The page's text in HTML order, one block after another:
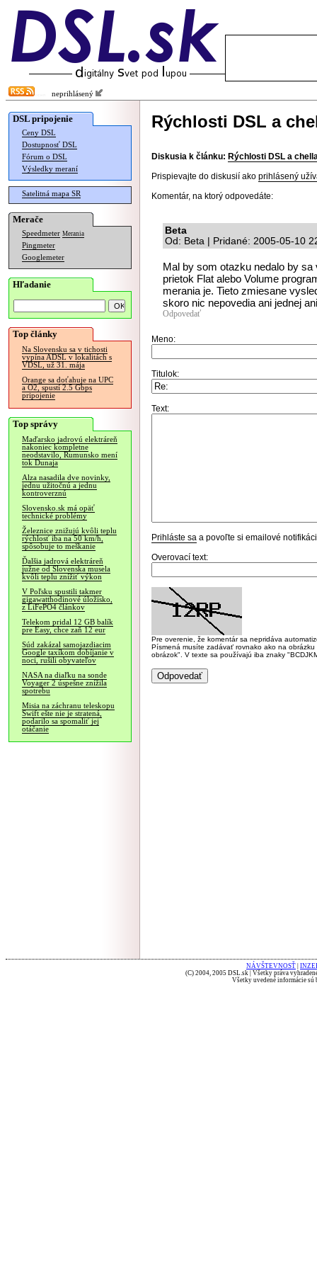
neprihlásený
DSL pripojenie
Ceny DSL
Dostupnosť DSL
Fórum o DSL
Výsledky meraní
Satelitná mapa SR
Merače
Speedmeter Merania
Pingmeter
Googlemeter
Hľadanie
Top články
Na Slovensku sa v tichosti
vypína ADSL v lokalitách s
VDSL, už 31. mája
Orange sa doťahuje na UPC
a O2, spustí 2.5 Gbps
pripojenie
Top správy
Maďarsko jadrovú elektráreň
nakoniec kompletne
neodstavilo, Rumunsko mení
tok Dunaja
Alza nasadila dve novinky,
jednu užitočnú a jednu
kontroverznú
Slovensko.sk má opäť
technické problémy
Železnice znižujú kvôli teplu
rýchlosť iba na 50 km/h,
spôsobuje to meškanie
Ďalšia jadrová elektráreň
južne od Slovenska musela
kvôli teplu znížiť výkon
V Poľsku spustili takmer
gigawatthodinové úložisko,
z LiFePO4 článkov
Telekom pridal 12 GB balík
pre Easy, chce zaň 12 eur
Súd zakázal samojazdiacim
Google taxíkom dobíjanie v
noci, rušili obyvateľov
NASA na diaľku na sonde
Voyager 2 úspešne znížila
spotrebu
Misia na záchranu teleskopu
Swift ešte nie je stratená,
podarilo sa spomaliť jej
otáčanie
Rýchlosti DSL a
Diskusia k článku: Rýchlosti DSL a
Prispievajte do diskusií ako prihlásený
Komentár, na ktorý odpovedáte:
Beta
Od: Beta | Pridané: 2005-05-10
Mal by som otazku nedalo by
prietok Flat alebo Volume
merania je. Tieto zmiesane
skoro nic nepovedia ani jednej
Odpovedať
Meno:
Titulok:
Text:
Prihláste sa a povoľte si emailové
Overovací text:
Pre overenie, že komentár sa nepridáva
Písmená musíte zadávať rovnako ako na
obrázok". V texte sa používajú iba znaky
NÁVŠTEVNOSŤ
(C) 2004, 2005 DSL.sk | Všetky práva
Všetky uvedené informácie sú